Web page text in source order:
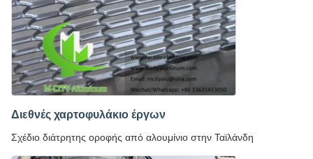
Διεθνές χαρτοφυλάκιο έργων
Σχέδιο διάτρητης οροφής από αλουμίνιο στην Ταϊλάνδη